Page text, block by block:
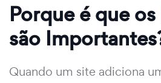
Porque é que
são
Quando um site adiciona